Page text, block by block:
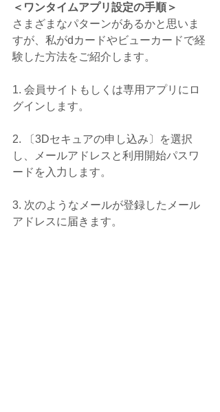
＜ワンタイムアプリ設定の手順＞
さまざまなパターンがあるかと思いま
すが、私がdカードやビューカードで経
験した方法をご紹介します。
1. 会員サイトもしくは専用アプリにロ
グインします。
2. 〔3Dセキュアの申し込み〕を選択
し、メールアドレスと利用開始パスワ
ードを入力します。
3. 次のようなメールが登録したメール
アドレスに届きます。